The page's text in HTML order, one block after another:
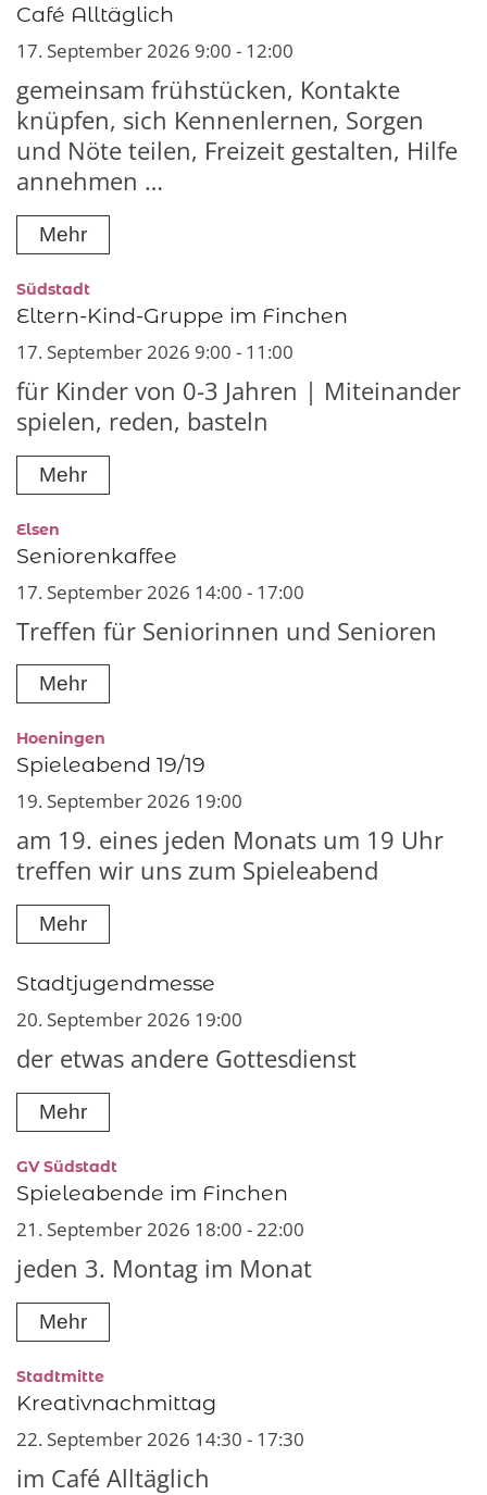
Café Alltäglich
17. September 2026 9:00 - 12:00
gemeinsam frühstücken, Kontakte
knüpfen, sich Kennenlernen, Sorgen
und Nöte teilen, Freizeit gestalten, Hilfe
annehmen …
Mehr
Südstadt:
Eltern-Kind-Gruppe im Finchen
17. September 2026 9:00 - 11:00
für Kinder von 0-3 Jahren | Miteinander
spielen, reden, basteln
Mehr
Elsen
Seniorenkaffee
17. September 2026 14:00 - 17:00
Treffen für Seniorinnen und Senioren
Mehr
Hoeningen
Spieleabend 19/19
19. September 2026 19:00
am 19. eines jeden Monats um 19 Uhr
treffen wir uns zum Spieleabend
Mehr
Stadtjugendmesse
20. September 2026 19:00
der etwas andere Gottesdienst
Mehr
GV Südstadt:
Spieleabende im Finchen
21. September 2026 18:00 - 22:00
jeden 3. Montag im Monat
Mehr
Stadtmitte:
Kreativnachmittag
22. September 2026 14:30 - 17:30
im Café Alltäglich